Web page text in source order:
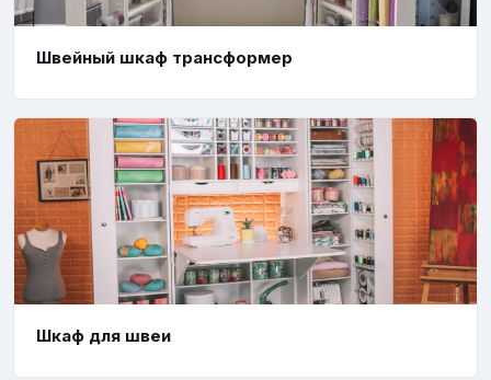
Швейный шкаф трансформер
Шкаф для швеи